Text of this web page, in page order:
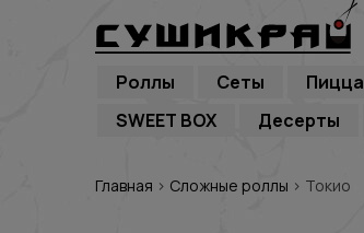
Роллы Сеты Пицца
SWEET BOX
Десерты
Главная › Сложные роллы › Токио